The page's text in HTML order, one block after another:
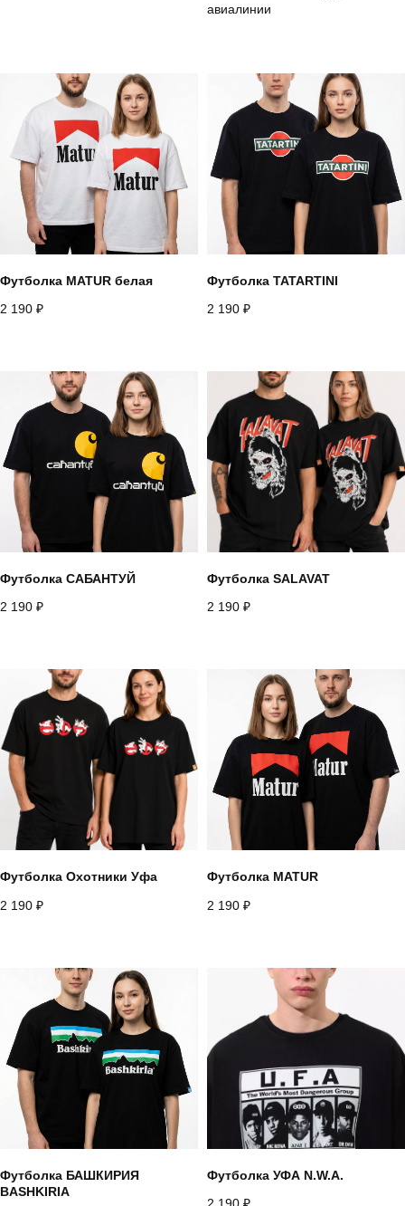
авиалинии
Футболка MATUR белая
2 190 ₽
Футболка TATARTINI
2 190 ₽
Футболка САБАНТУЙ
2 190 ₽
Футболка SALAVAT
2 190 ₽
Футболка Охотники Уфа
2 190 ₽
Футболка MATUR
2 190 ₽
Футболка БАШКИРИЯ
BASHKIRIA
Футболка УФА N.W.A.